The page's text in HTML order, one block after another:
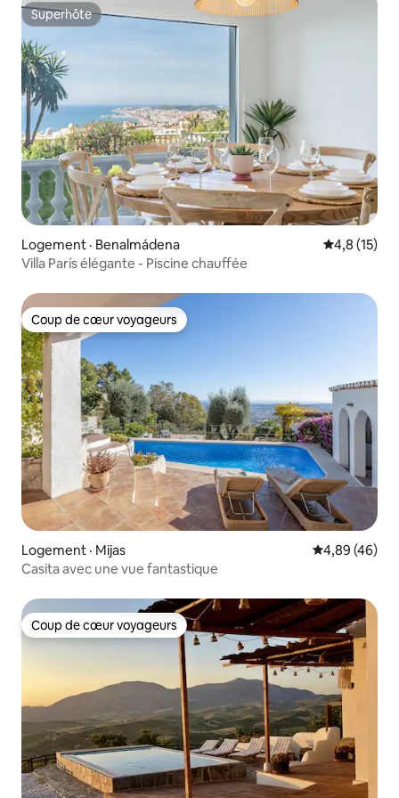
Superhôte
Superhôte
Logement · Benalmádena Note
4,8 (15)
Villa París élégante - Piscine chauffée
Coup de cœur voyageurs
Coup de cœur voyageurs
Logement · Mijas Note
4,89 (46)
Casita avec une vue fantastique
Coup de cœur voyageurs
Coup de cœur voyageurs